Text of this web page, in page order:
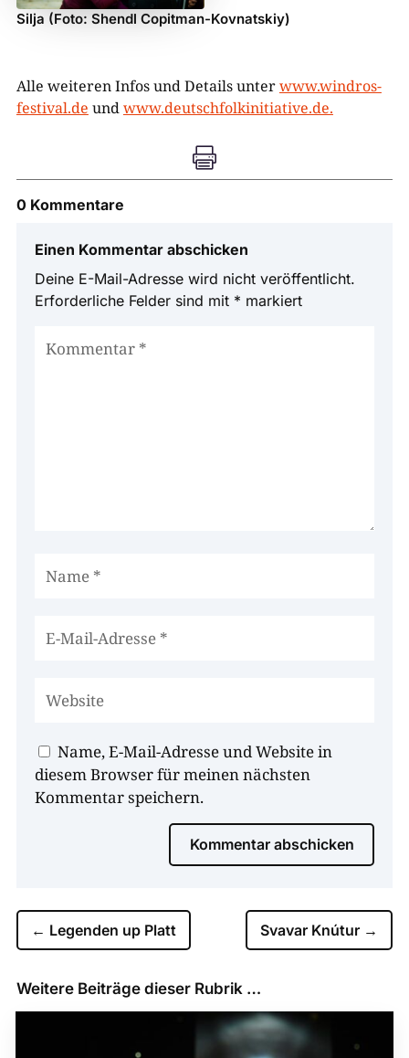
Silja (Foto: Shendl Copitman-Kovnatskiy)
Alle weiteren Infos und Details unterwww.windros-
festival.de undwww.deutschfolkinitiative.de.

0 Kommentare
Einen Kommentar abschicken
Deine E-Mail-Adresse wird nicht veröffentlicht.
Erforderliche Felder sind mit * markiert
Name, E-Mail-Adresse und Website in
diesem Browser für meinen nächsten
Kommentar speichern.
Kommentar abschicken
← Legenden up Platt Svavar Knútur →
Weitere Beiträge dieser Rubrik …